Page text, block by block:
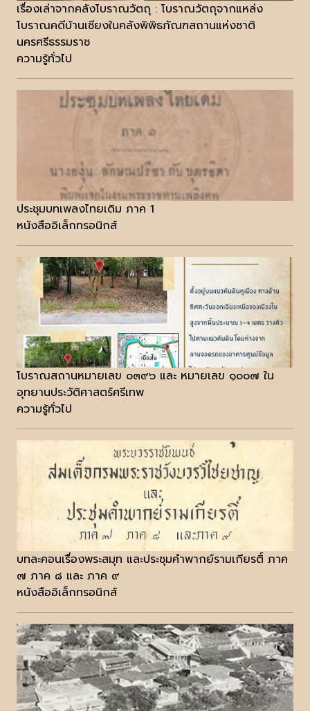
เรื่องเล่าจากคลังโบราณวัตถุ : โบราณวัตถุจากแหล่ง
โบราณคดีบ้านเชียงในคลังพิพิธภัณฑสถานแห่งชาติ
นครศรีธรรมราช
ความรู้ทั่วไป
ประชุมบทเพลงไทยเดิม ภาค 1
หนังสืออิเล็กทรอนิกส์
โบราณสถานหมายเลข ๐๓๙๖ และ หมายเลข ๑๐๐๗ ใน
อุทยานประวัติศาสตร์ศรีเทพ
ความรู้ทั่วไป
บทละคอนเรื่องพระสมุท และประชุมคำพากย์รามเกียรติ์ ภาค
๗ ภาค ๘ และ ภาค ๙
หนังสืออิเล็กทรอนิกส์